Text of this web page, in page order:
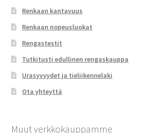
Renkaan kantavuus
Renkaan nopeusluokat
Rengastestit
Tutkitusti edullinen rengaskauppa
Urasyvyydet ja tieliikennelaki
Ota yhteyttä
Muut verkkokauppamme